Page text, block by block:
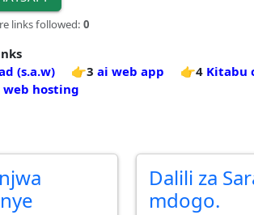
links followed: 0
(s.a.w) 👉3 ai web app 👉4 Kitabu
web hosting
Dalili za
mdogo.